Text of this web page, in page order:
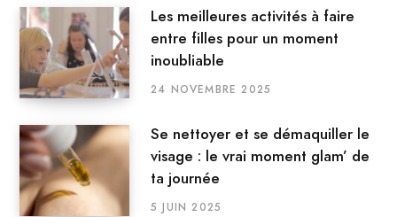
Les meilleures activités à faire
entre filles pour un moment
inoubliable
24 NOVEMBRE 2025
Se nettoyer et se démaquiller le
visage : le vrai moment glam’ de
ta journée
5 JUIN 2025